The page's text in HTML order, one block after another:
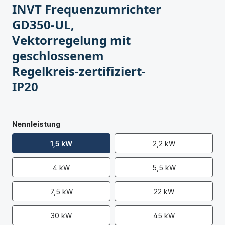
INVT Frequenzumrichter
GD350-UL,
Vektorregelung mit
geschlossenem
Regelkreis-zertifiziert-
IP20
Nennleistung
1,5 kW 2,2 kW
4 kW 5,5 kW
7,5 kW 22 kW
30 kW 45 kW